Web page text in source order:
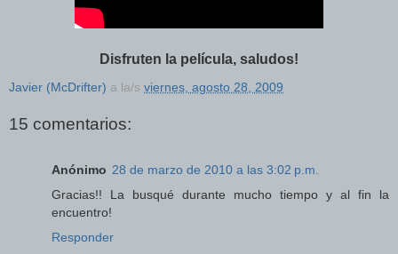
Disfruten la película, saludos!
Javier (McDrifter) a la/s viernes, agosto 28, 2009
15 comentarios:
Anónimo 28 de marzo de 2010 a las 3:02 p.m.
Gracias!! La busqué durante mucho tiempo y al fin la
encuentro!
Responder